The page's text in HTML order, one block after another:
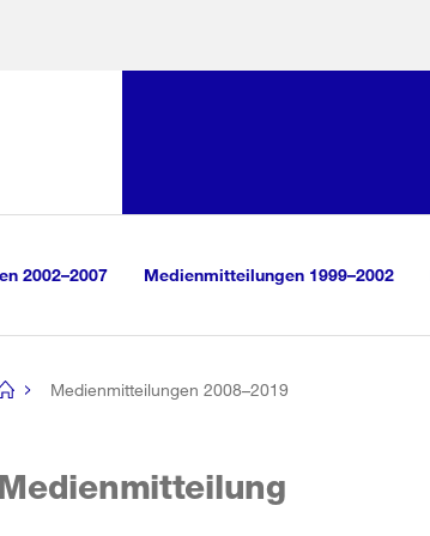
2002–2007 Medienmitteilungen 1999–2002
Medienmitteilungen 2008–2019